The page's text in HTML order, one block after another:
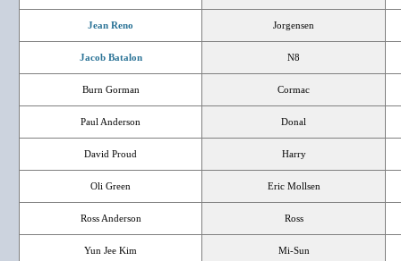
Jean Reno Jorgensen
Jacob Batalon N8
Burn Gorman Cormac
Paul Anderson Donal
David Proud Harry
Oli Green Eric Mollsen
Ross Anderson Ross
Yun Jee Kim Mi-Sun